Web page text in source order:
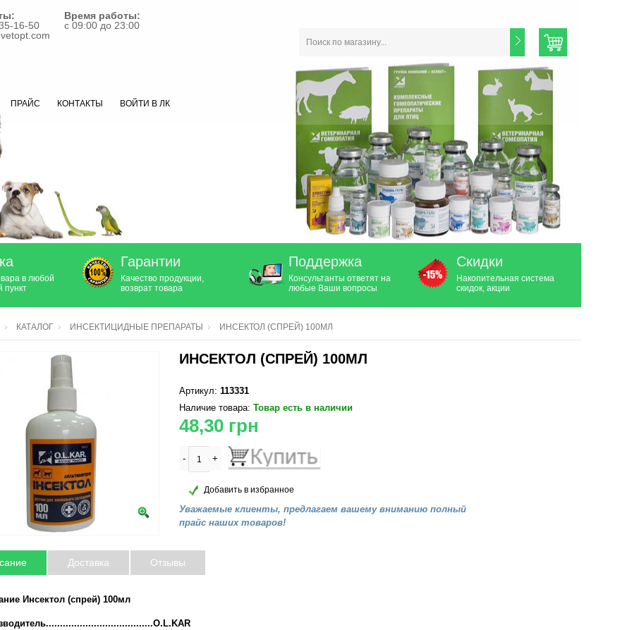
16-50
Время работы:
с 09:00 до 23:00
ПРАЙС КОНТАКТЫ ВОЙТИ В ЛК
в любой
пункт
Гарантии
Качество продукции,
возврат товара
Поддержка
Консультанты ответят на
любые Ваши вопросы
Скидки
Накопительная система
скидок, акции
КАТАЛОГ ИНСЕКТИЦИДНЫЕ ПРЕПАРАТЫ ИНСЕКТОЛ (СПРЕЙ) 100МЛ
ИНСЕКТОЛ (СПРЕЙ) 100МЛ
Артикул: 113331
Наличие товара: Товар есть в наличии
48,30 грн
- +
Добавить в избранное
Уважаемые клиенты, предлагаем вашему вниманию полный
прайс наших товаров!
Доставка Отзывы
Инсектол (спрей) 100мл